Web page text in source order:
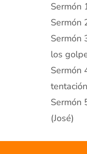
Sermón
Sermón
Sermón
los
Sermón
Sermón
(José)